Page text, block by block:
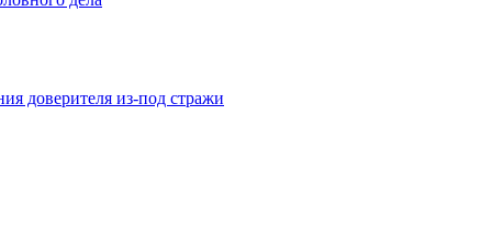
доверителя из-под стражи